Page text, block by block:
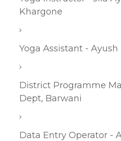
Khargone
Yoga Assistant -
District Programme
Dept, Barwani
Data Entry Operator -